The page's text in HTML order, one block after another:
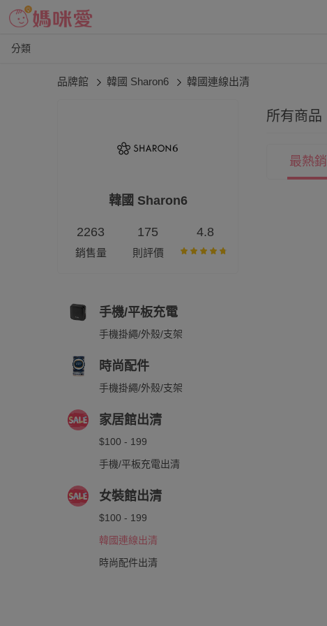
分類
品牌館 韓國 Sharon6 韓國連線出清
韓國 Sharon6
2263
銷售量
175
則評價
4.8
手機/平板充電
手機掛繩/外殼/支架
時尚配件
手機掛繩/外殼/支架
家居館出清
$100 - 199
手機/平板充電出清
女裝館出清
$100 - 199
韓國連線出清
時尚配件出清
所有商品
最熱銷